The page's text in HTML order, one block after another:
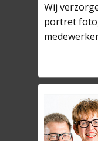
Wij
portret